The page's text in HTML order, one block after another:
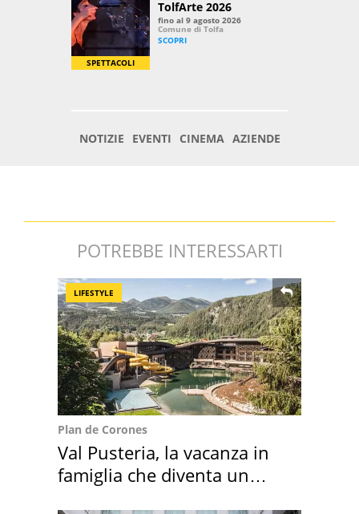
POTREBBE INTERESSARTI
LIFESTYLE
Plan de Corones
Val Pusteria, la vacanza in
famiglia che diventa un